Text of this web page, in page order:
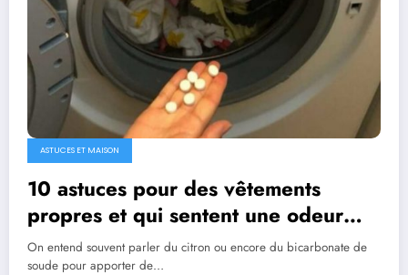
ASTUCES ET MAISON
10 astuces pour des vêtements
propres et qui sentent une odeur
fraîche
On entend souvent parler du citron ou encore du bicarbonate de
soude pour apporter de…